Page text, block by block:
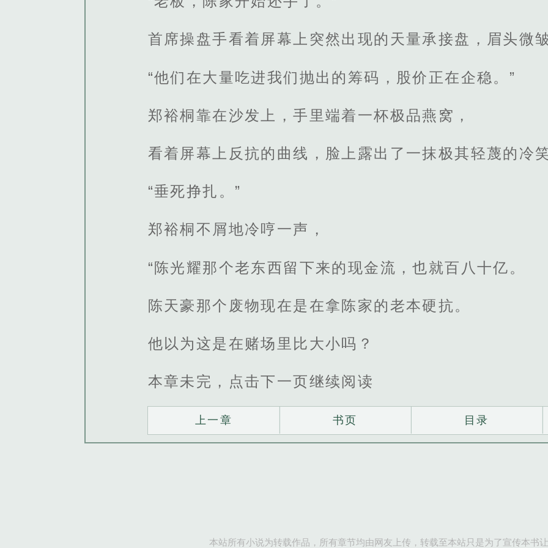
首席操盘手看着屏幕上突然出现的天量承接盘，眉头微皱
“他们在大量吃进我们抛出的筹码，股价正在企稳。”
郑裕桐靠在沙发上，手里端着一杯极品燕窝，
看着屏幕上反抗的曲线，脸上露出了一抹极其轻蔑的冷笑
“垂死挣扎。”
郑裕桐不屑地冷哼一声，
“陈光耀那个老东西留下来的现金流，也就百八十亿。
陈天豪那个废物现在是在拿陈家的老本硬抗。
他以为这是在赌场里比大小吗？
本章未完，点击下一页继续阅读
上一章 书页 目录
本站所有小说为转载作品，所有章节均由网友上传，转载至本站只是为了宣传本书让